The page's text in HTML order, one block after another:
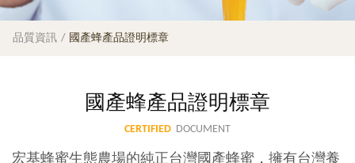
品質資訊 國產蜂產品證明標章
國產蜂產品證明標章
CERTIFIED DOCUMENT
宏基蜂蜜生態農場的純正台灣國產蜂蜜，擁有台灣養